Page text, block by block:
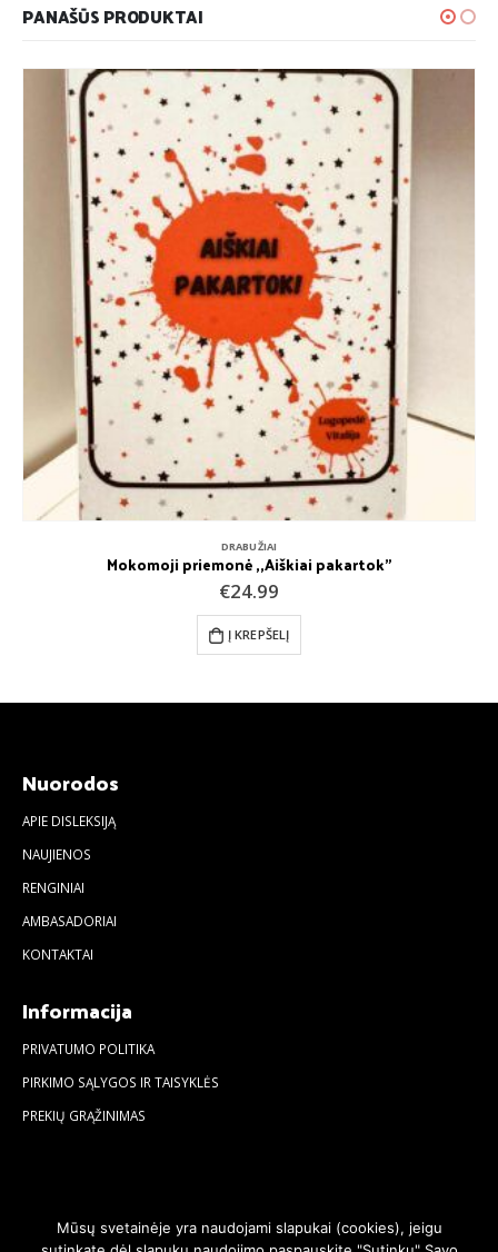
PANAŠŪS PRODUKTAI
DRABUŽIAI
Mokomoji priemonė ,,Aiškiai pakartok”
€24.99
Į KREPŠELĮ
Nuorodos
APIE DISLEKSIJĄ
NAUJIENOS
RENGINIAI
AMBASADORIAI
KONTAKTAI
Informacija
PRIVATUMO POLITIKA
PIRKIMO SĄLYGOS IR TAISYKLĖS
PREKIŲ GRĄŽINIMAS
Mūsų svetainėje yra naudojami slapukai (cookies), jeigu